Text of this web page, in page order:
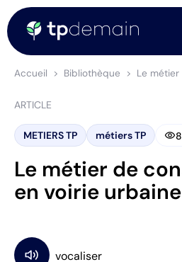
Accueil Bibliothèque Le
ARTICLE
METIERS TP métiers TP visibility
Le métier de
en voirie urbaine